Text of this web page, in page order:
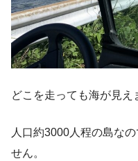
どこを走っても海が見え
人口約3000人程の島な
せん。